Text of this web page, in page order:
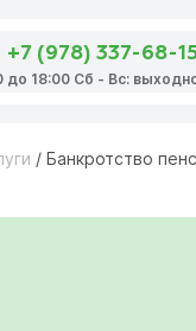
+7 (978) 337-68-
до 18:00 Сб - Вс:
/ Банкротство